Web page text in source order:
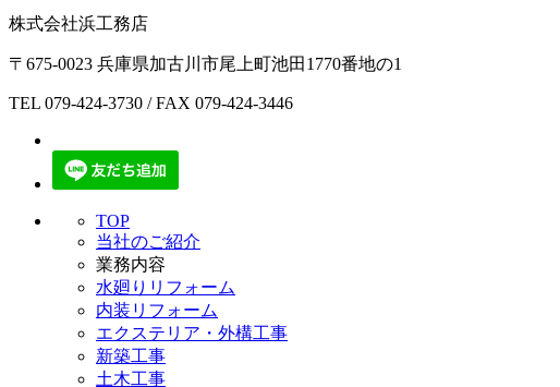
株式会社浜工務店
〒675-0023 兵庫県加古川市尾上町池田1770番地の1
TEL 079-424-3730 / FAX 079-424-3446
TOP
当社のご紹介
業務内容
水廻りリフォーム
内装リフォーム
エクステリア・外構工事
新築工事
土木工事